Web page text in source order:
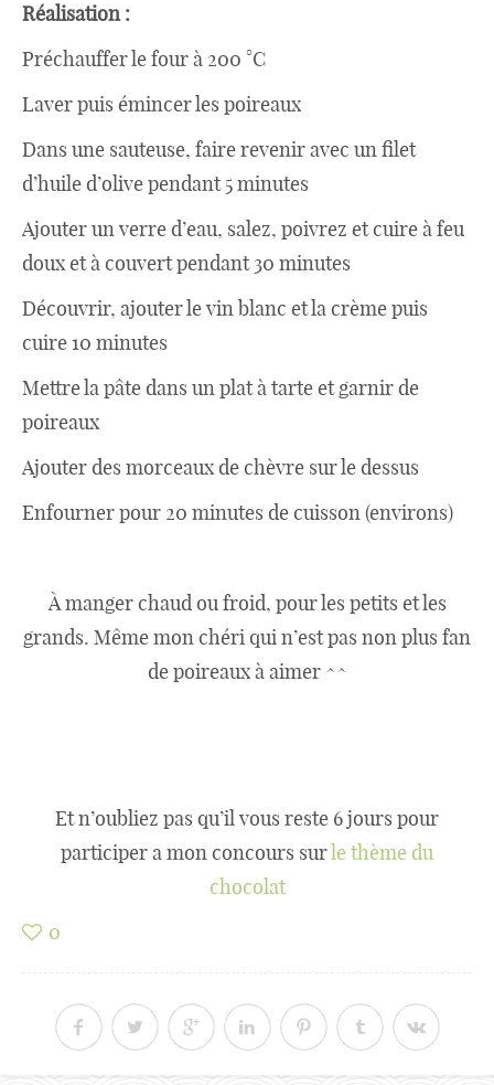
apéro
Halloween
Japon
Boulette
Réalisation :
Préchauffer le four à 200 °C
Laver puis émincer les poireaux
Dans une sauteuse, faire revenir avec un filet
d’huile d’olive pendant 5 minutes
Ajouter un verre d’eau, salez, poivrez et cuire à feu
doux et à couvert pendant 30 minutes
Découvrir, ajouter le vin blanc et la crème puis
cuire 10 minutes
Mettre la pâte dans un plat à tarte et garnir de
poireaux
Ajouter des morceaux de chèvre sur le dessus
Enfourner pour 20 minutes de cuisson (environs)
À manger chaud ou froid, pour les petits et les
grands. Même mon chéri qui n’est pas non plus fan
de poireaux à aimer ^^
Et n’oubliez pas qu’il vous reste 6 jours pour
participer a mon concours surle thème du
chocolat
0